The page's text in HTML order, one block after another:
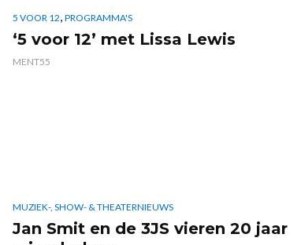
5 VOOR 12, PROGRAMMA'S
‘5 voor 12’ met Lissa Lewis
MENT55
MUZIEK-, SHOW- & THEATERNIEUWS
Jan Smit en de 3JS vieren 20 jaar